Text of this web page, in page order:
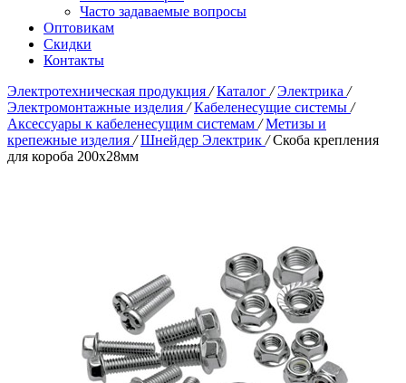
Часто задаваемые вопросы
Оптовикам
Скидки
Контакты
Электротехническая продукция / Каталог / Электрика /
Электромонтажные изделия / Кабеленесущие системы /
Аксессуары к кабеленесущим системам / Метизы и
крепежные изделия / Шнейдер Электрик / Скоба крепления
для короба 200х28мм